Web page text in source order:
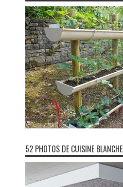
52 PHOTOS DE CUISINE BLANCHE